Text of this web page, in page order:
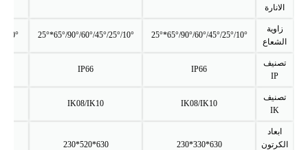
الانارة
زاوية
الشعاع
10°/25°/45°/60°/90°/65°*25°
10°/25°/45°/60°/90°/65°*25°
10°/25°/45°/60°/90°/65°*25°
تصنيف
IP66
IP66
تصنيف
IK08/IK10
IK08/IK10
ابعاد
الكرتون
630*330*230
630*520*230